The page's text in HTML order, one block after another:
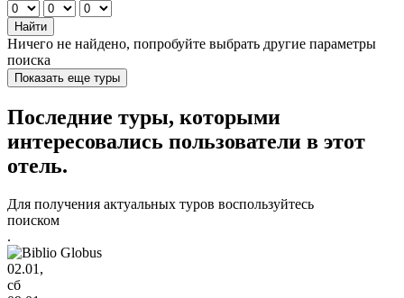
Найти
Ничего не найдено, попробуйте выбрать другие параметры
поиска
Показать еще туры
Последние туры, которыми
интересовались пользователи в этот
отель.
Для получения актуальных туров воспользуйтесь
поиском
.
02.01,
сб